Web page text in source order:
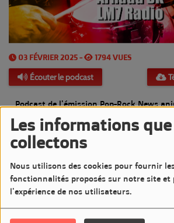
Les informations
collectons
Nous utilisons des cookies pour fournir
fonctionnalités proposés sur notre site et
l'expérience de nos utilisateurs.
03 FÉVRIER 2025 - 1794 VUES
Écouter le podcast
Podcast de l'émission Pop-Rock News
Diffusée le Lundi 3 Février 2025 de
Commentaires(0)
Connectez-vous pour